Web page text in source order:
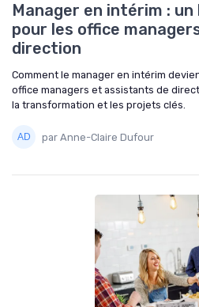
Manager en intérim :
pour les office
direction
Comment le manager en intérim
office managers et assistants de
la transformation et les projets clés.
par Anne-Claire Dufour